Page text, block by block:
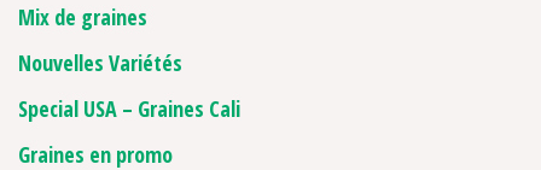
Mix de graines
Nouvelles Variétés
Special USA – Graines Cali
Graines en promo